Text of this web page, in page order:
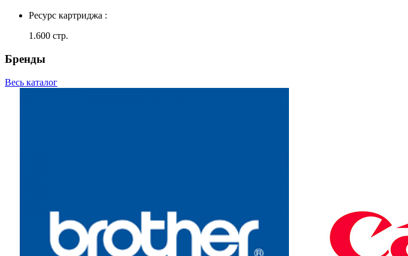
Ресурс картриджа :
1.600 стр.
Бренды
Весь каталог